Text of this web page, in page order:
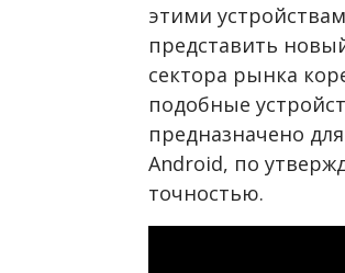
этими
представить
сектора рынка
подобные
предназначено
Android, по
точностью.